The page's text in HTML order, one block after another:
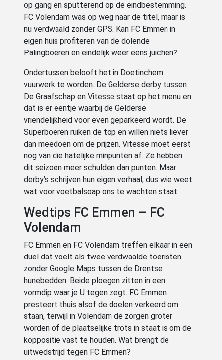
op gang en sputterend op de eindbestemming.
FC Volendam was op weg naar de titel, maar is
nu verdwaald zonder GPS. Kan FC Emmen in
eigen huis profiteren van de dolende
Palingboeren en eindelijk weer eens juichen?
Ondertussen belooft het in Doetinchem
vuurwerk te worden. De Gelderse derby tussen
De Graafschap en Vitesse staat op het menu en
dat is er eentje waarbij de Gelderse
vriendelijkheid voor even geparkeerd wordt. De
Superboeren ruiken de top en willen niets liever
dan meedoen om de prijzen. Vitesse moet eerst
nog van die hatelijke minpunten af. Ze hebben
dit seizoen meer schulden dan punten. Maar
derby’s schrijven hun eigen verhaal, dus wie weet
wat voor voetbalsoap ons te wachten staat.
Wedtips FC Emmen – FC
Volendam
FC Emmen en FC Volendam treffen elkaar in een
duel dat voelt als twee verdwaalde toeristen
zonder Google Maps tussen de Drentse
hunebedden. Beide ploegen zitten in een
vormdip waar je U tegen zegt. FC Emmen
presteert thuis alsof de doelen verkeerd om
staan, terwijl in Volendam de zorgen groter
worden of de plaatselijke trots in staat is om de
koppositie vast te houden. Wat brengt de
uitwedstrijd tegen FC Emmen?